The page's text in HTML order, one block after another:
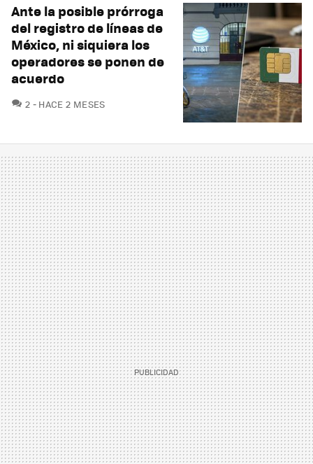
Ante la posible prórroga
del registro de líneas de
México, ni siquiera los
operadores se ponen de
acuerdo
2 COMENTARIOS
HACE 2 MESES